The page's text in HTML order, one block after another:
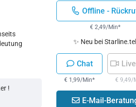
Offline -
€ 2,49/Min*
✨ Neu bei Starline.tel
Chat
€ 1,99/Min* € 9,49/
E-Mail-
!